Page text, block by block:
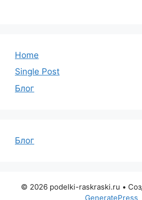
Home
Single Post
Блог
Блог
© 2026 podelki-raskraski.ru •
GeneratePress